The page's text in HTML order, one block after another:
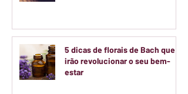
5 dicas de florais de Bach que
irão revolucionar o seu bem-
estar